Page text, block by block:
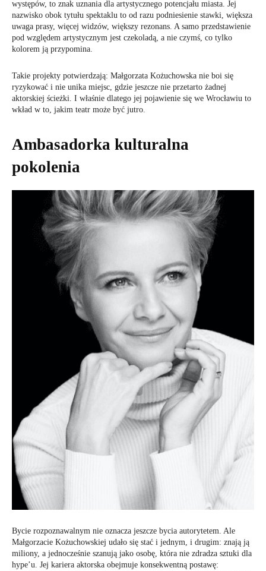
występów, to znak uznania dla artystycznego potencjału miasta. Jej
nazwisko obok tytułu spektaklu to od razu podniesienie stawki, większa
uwaga prasy, więcej widzów, większy rezonans. A samo przedstawienie
pod względem artystycznym jest czekoladą, a nie czymś, co tylko
kolorem ją przypomina.
Takie projekty potwierdzają: Małgorzata Kożuchowska nie boi się
ryzykować i nie unika miejsc, gdzie jeszcze nie przetarto żadnej
aktorskiej ścieżki. I właśnie dlatego jej pojawienie się we Wrocławiu to
wkład w to, jakim teatr może być jutro.
Ambasadorka kulturalna
pokolenia
Bycie rozpoznawalnym nie oznacza jeszcze bycia autorytetem. Ale
Małgorzacie Kożuchowskiej udało się stać i jednym, i drugim: znają ją
miliony, a jednocześnie szanują jako osobę, która nie zdradza sztuki dla
hype’u. Jej kariera aktorska obejmuje konsekwentną postawę: